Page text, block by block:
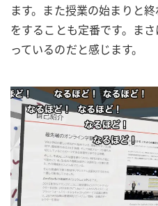
ます。また授業の始まりと
をすることも定番です。ま
っているのだと感じます。